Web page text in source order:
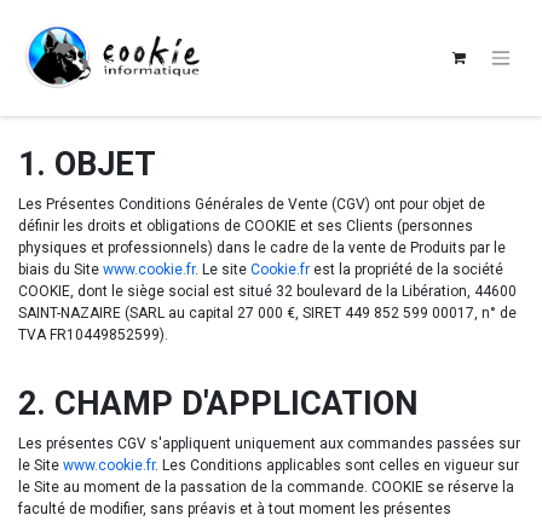
1. OBJET
Les Présentes Conditions Générales de Vente (CGV) ont pour objet de
définir les droits et obligations de COOKIE et ses Clients (personnes
physiques et professionnels) dans le cadre de la vente de Produits par le
biais du Site www.cookie.fr. Le site Cookie.fr est la propriété de la société
COOKIE, dont le siège social est situé 32 boulevard de la Libération, 44600
SAINT-NAZAIRE (SARL au capital 27 000 €, SIRET 449 852 599 00017, n° de
TVA FR10449852599).
2. CHAMP D'APPLICATION
Les présentes CGV s'appliquent uniquement aux commandes passées sur
le Site www.cookie.fr. Les Conditions applicables sont celles en vigueur sur
le Site au moment de la passation de la commande. COOKIE se réserve la
faculté de modifier, sans préavis et à tout moment les présentes